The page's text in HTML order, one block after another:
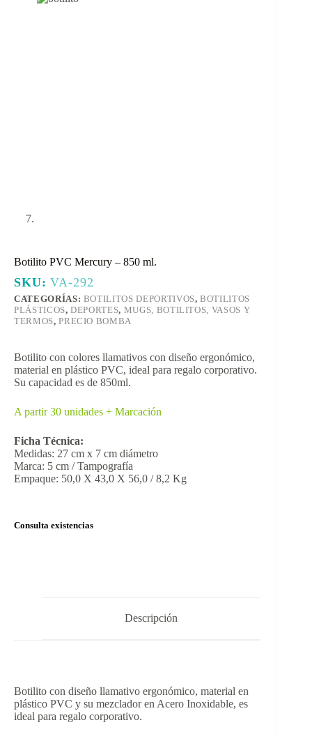
Botilito PVC Mercury – 850 ml.
SKU:VA-292
CATEGORÍAS: BOTILITOS DEPORTIVOS,BOTILITOS
PLÁSTICOS,DEPORTES, MUGS, BOTILITOS, VASOS Y
TERMOS,PRECIO BOMBA
Botilito con colores llamativos con diseño ergonómico,
material en plástico PVC, ideal para regalo corporativo.
Su capacidad es de 850ml.
A partir 30 unidades + Marcación
Ficha Técnica:
Medidas: 27 cm x 7 cm diámetro
Marca: 5 cm / Tampografía
Empaque: 50,0 X 43,0 X 56,0 / 8,2 Kg
Consulta existencias
Descripción
Botilito con diseño llamativo ergonómico, material en
plástico PVC y su mezclador en Acero Inoxidable, es
ideal para regalo corporativo.